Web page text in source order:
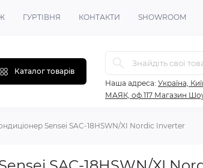
ГУРТІВНЯ КОНТАКТИ SHOWROOM
Каталог товарів
Наша адреса: Україна,
МАЯК, оф.117 Магазин
Sensei SAC-18HSWN/XI Nordic Inverter